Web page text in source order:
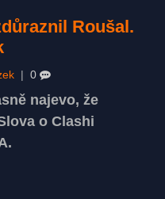
Roušal.
0
najevo, že
o Clashi